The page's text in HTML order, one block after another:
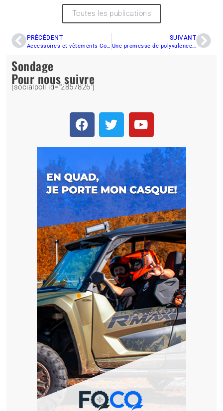
Toutes les publications
PRÉCÉDENT
Accessoires et vêtements Conforteck
SUIVANT
Une promesse de polyvalence signée Can-Am : Le tout nouveau Commander
Sondage
[socialpoll id="2857826"]
Pour nous suivre